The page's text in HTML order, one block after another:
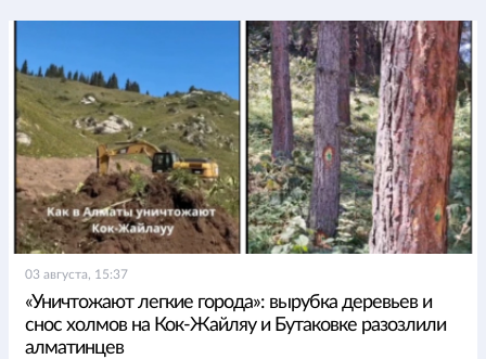
03 августа, 15:37
«Уничтожают легкие города»: вырубка деревьев и
снос холмов на Кок-Жайляу и Бутаковке разозлили
алматинцев